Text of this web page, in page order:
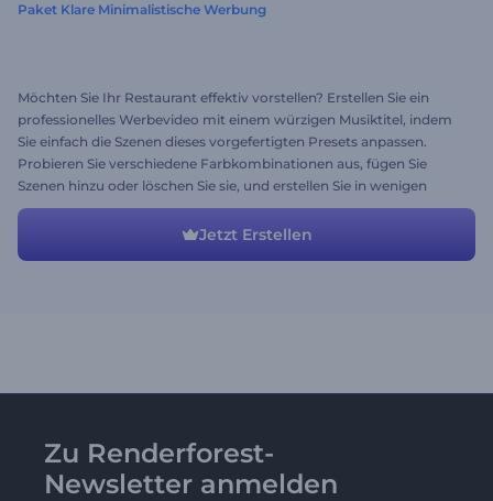
Paket Klare Minimalistische Werbung
Möchten Sie Ihr Restaurant effektiv vorstellen? Erstellen Sie ein
professionelles Werbevideo mit einem würzigen Musiktitel, indem
Sie einfach die Szenen dieses vorgefertigten Presets anpassen.
Probieren Sie verschiedene Farbkombinationen aus, fügen Sie
Szenen hinzu oder löschen Sie sie, und erstellen Sie in wenigen
Minuten ein überzeugendes Werbevideo.
Jetzt Erstellen
Zu Renderforest-
Newsletter anmelden